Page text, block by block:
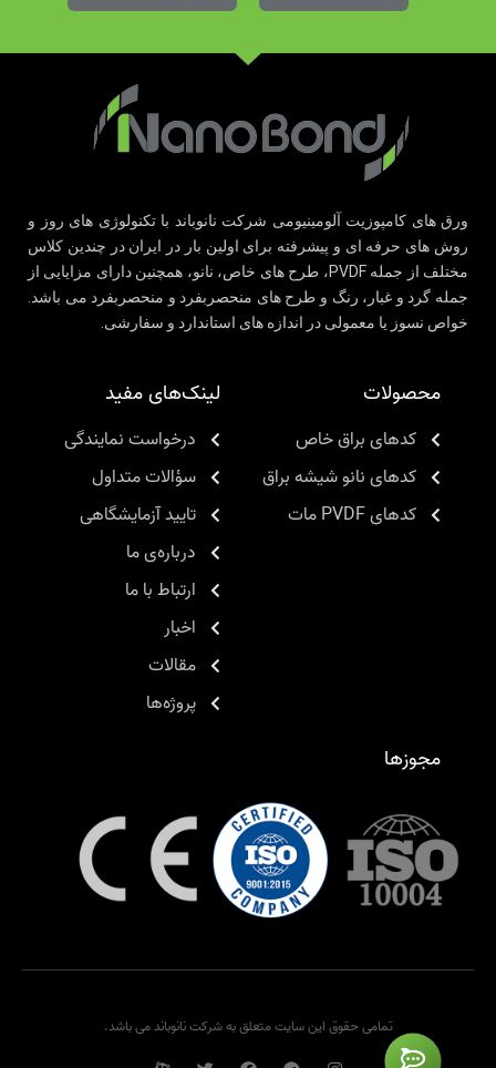
ورق های کامپوزیت آلومینیومی شرکت نانوباند با تکنولوژی های روز و
روش های حرفه ای و پیشرفته برای اولین بار در ایران در چندین کلاس
مختلف از جمله PVDF، طرح های خاص، نانو، همچنین دارای مزایایی از
جمله گرد و غبار، رنگ و طرح های منحصربفرد و منحصربفرد می باشد.
خواص نسوز یا معمولی در اندازه های استاندارد و سفارشی.
محصولات
کدهای براق خاص
کدهای نانو شیشه براق
کدهای PVDF مات
لینک‌های مفید
درخواست نمایندگی
سؤالات متداول
تایید آزمایشگاهی
درباره‌ی ما
ارتباط با ما
اخبار
مقالات
پروژه‌ها
مجوزها
تمامی حقوق این سایت متعلق به شرکت نانوباند می باشد.